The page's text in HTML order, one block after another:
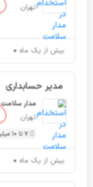
تهران
بیش از یک ماه
مدیر حسابداری
مدار سلامت
تهران
7 تا 10 میلیون تومان
بیش از یک ماه